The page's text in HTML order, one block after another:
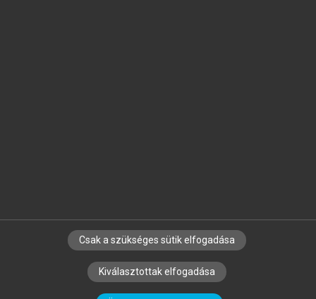
SZERZŐKNEK CÉGEKNEK KÖNYVTÁROSOKNAK
SZERKESZTÉSI ÉS LEKTORÁLÁSI ALAPELVEK
Csak a szükséges sütik elfogadása
Kiválasztottak elfogadása